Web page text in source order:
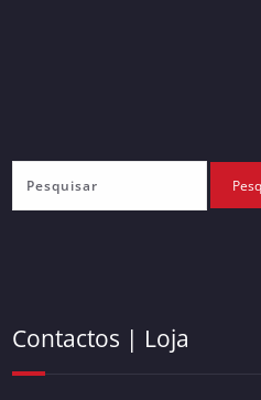
Contactos | Loja